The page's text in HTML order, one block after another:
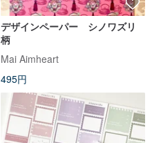
デザインペーパー シノワズリ
柄
Mai Aimheart
495円